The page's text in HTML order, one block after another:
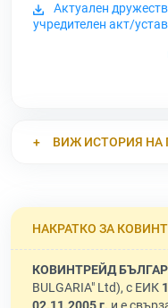
Актуален
учредителен акт/устав
ВИЖ ИСТОРИЯ НА
НАКРАТКО ЗА
КОВИНТРЕЙД
BULGARIA" Ltd), с ЕИК